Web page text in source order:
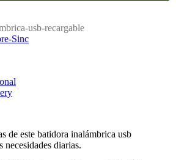
usb-recargable
Sinc
de este batidora inalámbrica usb
necesidades diarias.